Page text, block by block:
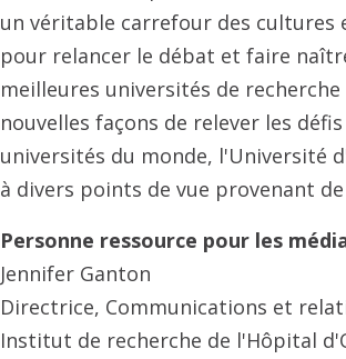
un véritable carrefour des cultures
pour relancer le débat et faire
meilleures universités de
nouvelles façons de relever les
universités du monde, l'Université
à divers points de vue provenant
Personne ressource pour les
Jennifer Ganton
Directrice, Communications et
Institut de recherche de l'Hôpital